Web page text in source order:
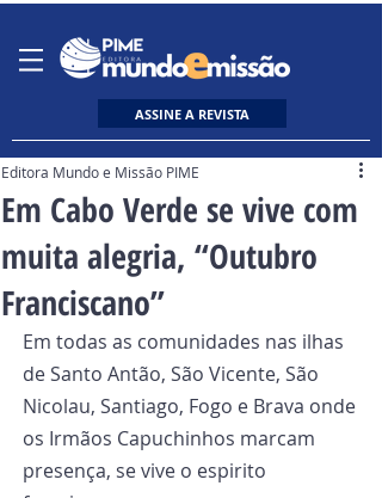
ASSINE A REVISTA
Em Cabo Verde se vive com
muita alegria, “Outubro
Franciscano”
Editora Mundo e Missão PIME
Em todas as comunidades nas ilhas
de Santo Antão, São Vicente, São
Nicolau, Santiago, Fogo e Brava onde
os Irmãos Capuchinhos marcam
presença, se vive o espirito